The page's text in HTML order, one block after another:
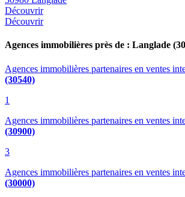
Découvrir
Découvrir
Agences immobilières près de : Langlade
Agences immobilières partenaires en ventes
(30540)
1
Agences immobilières partenaires en ventes
(30900)
3
Agences immobilières partenaires en ventes
(30000)